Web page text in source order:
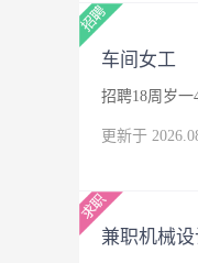
车间女工
招聘18周岁一
更新于
兼职机械